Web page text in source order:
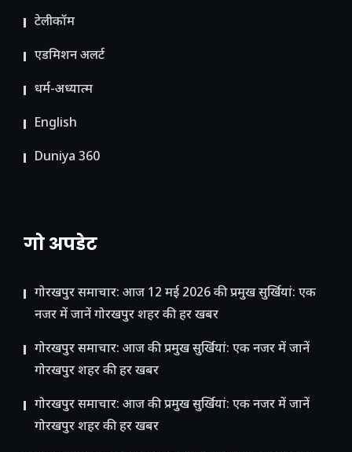
टेलीकॉम
ए​डमिशन अलर्ट
धर्म-अध्यात्म
English
Duniya 360
गो अपडेट
गोरखपुर समाचार: आज 12 मई 2026 की प्रमुख सुर्खियां: एक
नजर में जानें गोरखपुर शहर की हर खबर
गोरखपुर समाचार: आज की प्रमुख सुर्खियां: एक नजर में जानें
गोरखपुर शहर की हर खबर
गोरखपुर समाचार: आज की प्रमुख सुर्खियां: एक नजर में जानें
गोरखपुर शहर की हर खबर